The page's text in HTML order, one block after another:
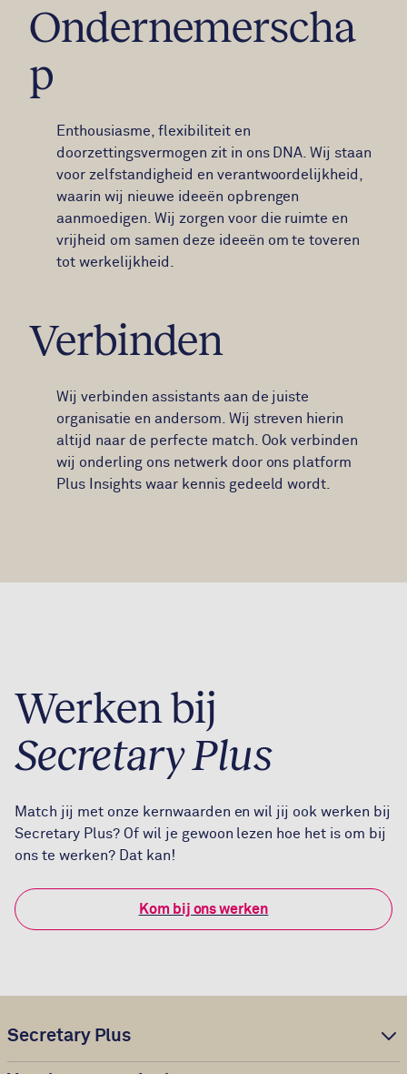
Ondernemerscha
p
Enthousiasme, flexibiliteit en
doorzettingsvermogen zit in ons DNA. Wij staan
voor zelfstandigheid en verantwoordelijkheid,
waarin wij nieuwe ideeën opbrengen
aanmoedigen. Wij zorgen voor die ruimte en
vrijheid om samen deze ideeën om te toveren
tot werkelijkheid.
Verbinden
Wij verbinden assistants aan de juiste
organisatie en andersom. Wij streven hierin
altijd naar de perfecte match. Ook verbinden
wij onderling ons netwerk door ons platform
Plus Insights waar kennis gedeeld wordt.
Werken bij
Secretary Plus
Match jij met onze kernwaarden en wil jij ook werken bij
Secretary Plus? Of wil je gewoon lezen hoe het is om bij
ons te werken? Dat kan!
Kom bij ons werken
Secretary Plus